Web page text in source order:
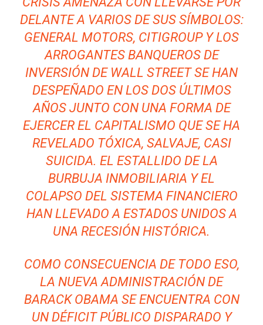
DELANTE A VARIOS DE SUS SÍMBOLOS:
GENERAL MOTORS, CITIGROUP Y LOS
ARROGANTES BANQUEROS DE
INVERSIÓN DE WALL STREET SE HAN
DESPEÑADO EN LOS DOS ÚLTIMOS
AÑOS JUNTO CON UNA FORMA DE
EJERCER EL CAPITALISMO QUE SE HA
REVELADO TÓXICA, SALVAJE, CASI
SUICIDA. EL ESTALLIDO DE LA
BURBUJA INMOBILIARIA Y EL
COLAPSO DEL SISTEMA FINANCIERO
HAN LLEVADO A ESTADOS UNIDOS A
UNA RECESIÓN HISTÓRICA.
COMO CONSECUENCIA DE TODO ESO,
LA NUEVA ADMINISTRACIÓN DE
BARACK OBAMA SE ENCUENTRA CON
UN DÉFICIT PÚBLICO DISPARADO Y